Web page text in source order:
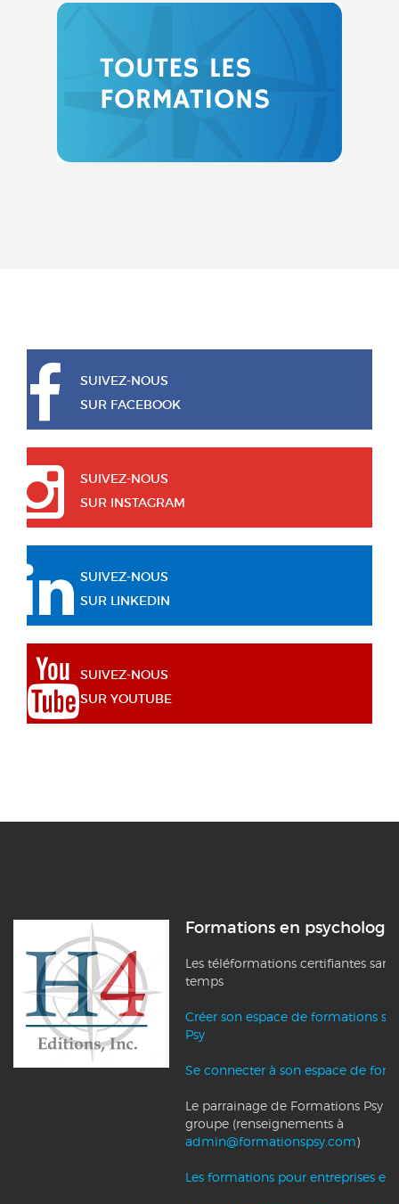
SUIVEZ-NOUS
SUR FACEBOOK
SUIVEZ-NOUS
SUR INSTAGRAM
SUIVEZ-NOUS
SUR LINKEDIN
SUIVEZ-NOUS
SUR YOUTUBE
Formations en psychologie
Les téléformations certifiantes
temps
Créer son espace de formations
Psy
Se connecter à son espace de
Le parrainage de Formations Psy
groupe (renseignements à
admin@formationspsy.com)
Les formations pour entreprises et